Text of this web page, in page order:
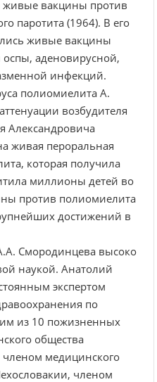
живые вакцины против
паротита (1964). В его
живые вакцины
оспы, аденовирусной,
инфекций.
полиомиелита А.
возбудителя
Александровича
живая пероральная
которая получила
миллионы детей во
против полиомиелита
достижений в
Смородинцева высоко
наукой. Анатолий
экспертом
по
из 10 пожизненных
общества
медицинского
членом